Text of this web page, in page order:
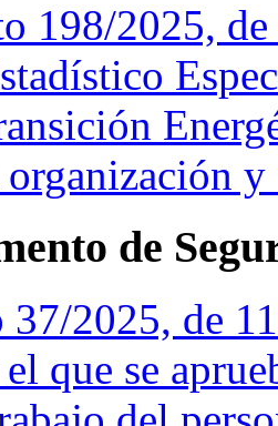
198/2025,
organización
de
37/2025, de
que se